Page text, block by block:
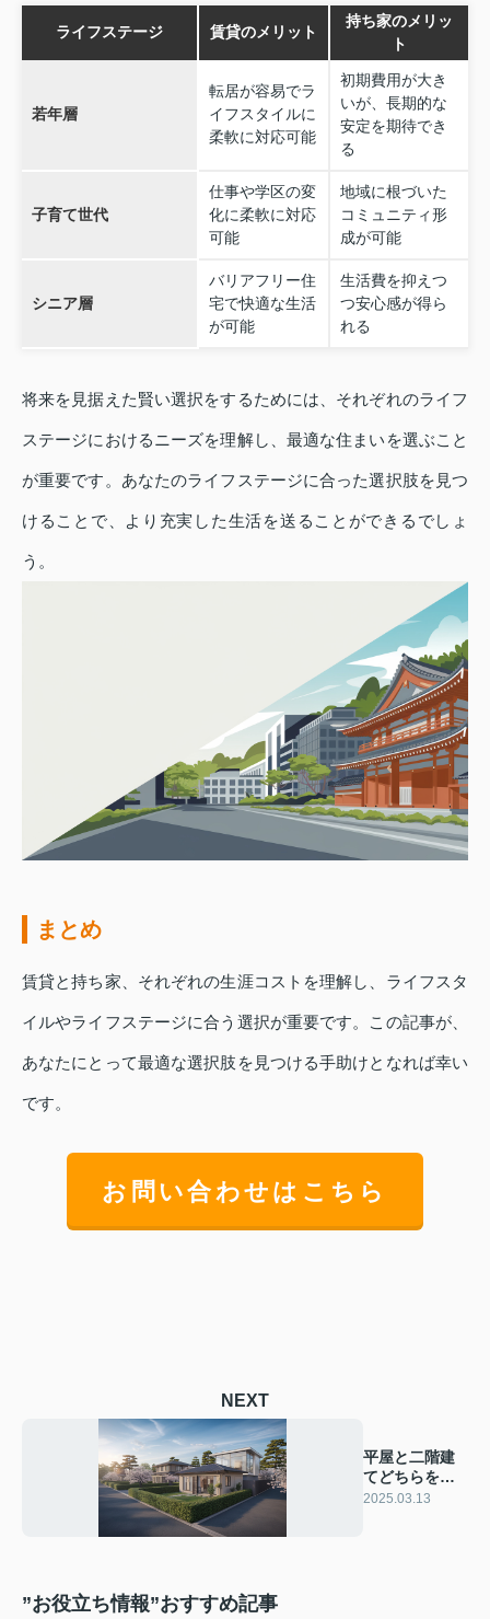
ライフステージ 賃貸のメリット
持ち家のメリッ
ト
若年層
転居が容易でラ
イフスタイルに
柔軟に対応可能
初期費用が大き
いが、長期的な
安定を期待でき
る
子育て世代
仕事や学区の変
化に柔軟に対応
可能
地域に根づいた
コミュニティ形
成が可能
シニア層
バリアフリー住
宅で快適な生活
が可能
生活費を抑えつ
つ安心感が得ら
れる
将来を見据えた賢い選択をするためには、それぞれのライフ
ステージにおけるニーズを理解し、最適な住まいを選ぶこと
が重要です。あなたのライフステージに合った選択肢を見つ
けることで、より充実した生活を送ることができるでしょ
う。
まとめ
賃貸と持ち家、それぞれの生涯コストを理解し、ライフスタ
イルやライフステージに合う選択が重要です。この記事が、
あなたにとって最適な選択肢を見つける手助けとなれば幸い
です。
お問い合わせはこちら
NEXT
平屋と二階建
てどちらを選
ぶべきか？住
2025.03.13
”お役立ち情報”おすすめ記事